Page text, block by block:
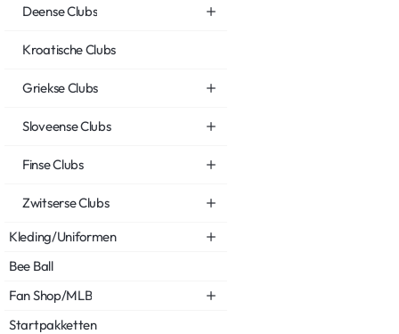
Deense Clubs
Kroatische Clubs
Griekse Clubs
Sloveense Clubs
Finse Clubs
Zwitserse Clubs
Kleding/Uniformen
Bee Ball
Fan Shop/MLB
Startpakketten